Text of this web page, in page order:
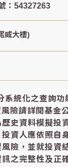
威大樓)
系統化之查詢功
險請詳閱基金
史資料模擬投
資人應依照自
險，並就投資
之完整性及正